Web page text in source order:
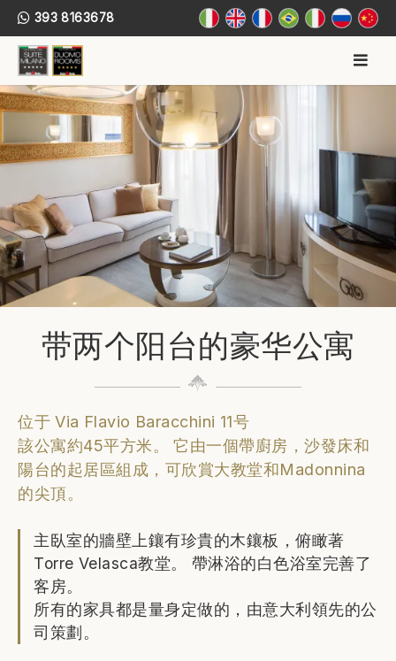
contenuto
393 8163678
Suite Milano CN
The best price with the Italian breakfast included
带两个阳台的豪华公寓
位于 Via Flavio Baracchini 11号
該公寓約45平方米。 它由一個帶廚房，沙發床和
陽台的起居區組成，可欣賞大教堂和Madonnina
的尖頂。
主臥室的牆壁上鑲有珍貴的木鑲板，俯瞰著
Torre Velasca教堂。 帶淋浴的白色浴室完善了
客房。
所有的家具都是量身定做的，由意大利領先的公
司策劃。